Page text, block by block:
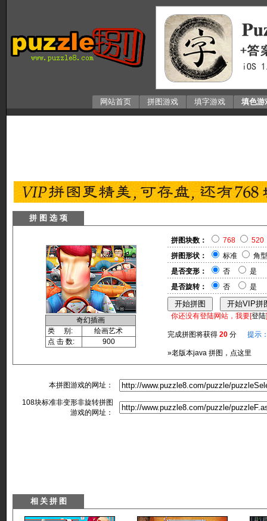
网站首页 拼图游戏 填字游戏 填色游
拼 图 选 项
奇幻插画
类 别:
绘画艺术
点 击 数:
900
拼图块数： 768
520
拼图形状：
标准
角型
是否变形：
否
是
是否旋转：
否 是
你还没有登陆网站，我要[登陆
完成拼图将获得 20 分 提示
»老版本java 拼图，点这里
本拼图游戏的网址：
108块标准非变形非旋转拼图
游戏的网址：